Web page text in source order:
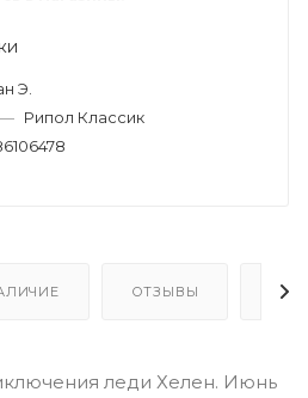
Э.
— Рипол Классик
ОТЗЫВЫ
леди Хелен. Июнь